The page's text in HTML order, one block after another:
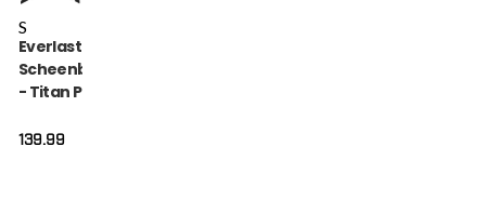
S
Everlast
Scheenbeschermer
- Titan Pro Instep -
139.99